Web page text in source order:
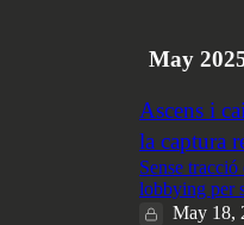
May
Ascens i
la captura
Sense
lobbying per
May 18,